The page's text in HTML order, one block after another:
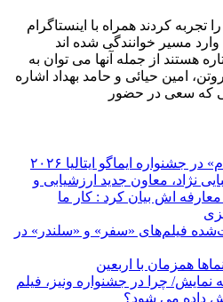
تجربه کردند همراه با اینستاگرام
وارد مسیر خوانندگی شده اند
هستند از جمله آنها می توان به
امین حیائی و حامد بهداد اشاره
ایماگو ایتالیا ۲۰۲۶
نژاد، معاون جدید ارزشیابی و
اش بیان کرد : کار ما
فیلم‌های «سفر» و «سلندر» در
همزمان با اربعین
نمایش/ چرا در جشنواره ونیز، فیلم
داده می شود؟